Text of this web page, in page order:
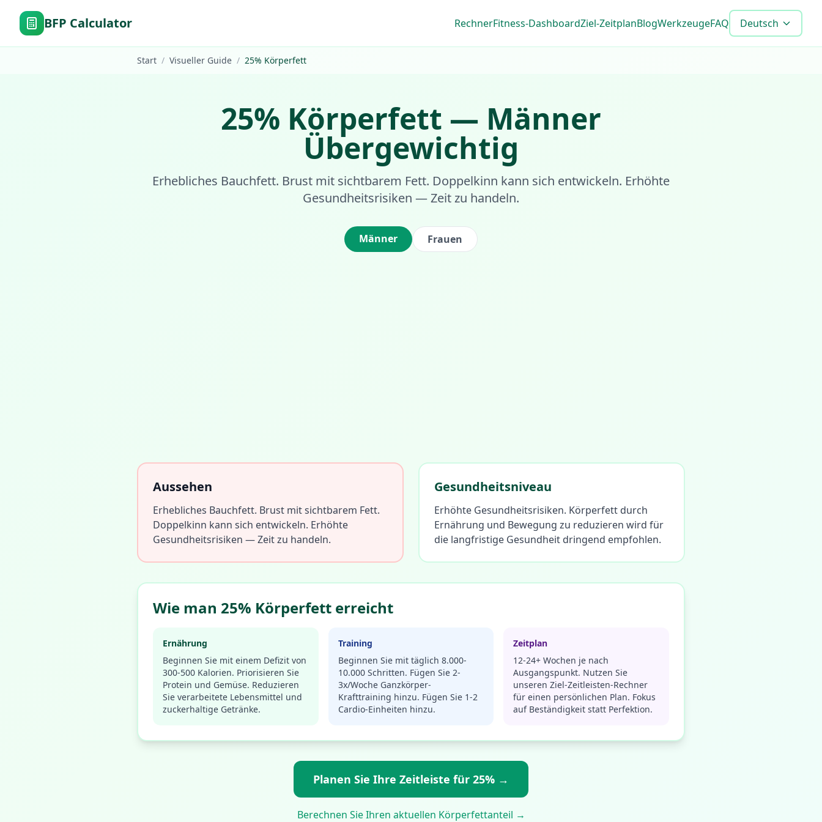
BFP Calculator RechnerFitness-DashboardZiel-ZeitplanBlogWerkzeugeFAQ Deutsch
Start / Visueller Guide / 25% Körperfett
25% Körperfett — Männer
Übergewichtig
Erhebliches Bauchfett. Brust mit sichtbarem Fett. Doppelkinn kann sich entwickeln. Erhöhte
Gesundheitsrisiken — Zeit zu handeln.
Männer Frauen
Aussehen
Erhebliches Bauchfett. Brust mit sichtbarem Fett.
Doppelkinn kann sich entwickeln. Erhöhte
Gesundheitsrisiken — Zeit zu handeln.
Gesundheitsniveau
Erhöhte Gesundheitsrisiken. Körperfett durch
Ernährung und Bewegung zu reduzieren wird für
die langfristige Gesundheit dringend empfohlen.
Wie man 25% Körperfett erreicht
Ernährung
Beginnen Sie mit einem Defizit von
300-500 Kalorien. Priorisieren Sie
Protein und Gemüse. Reduzieren
Sie verarbeitete Lebensmittel und
zuckerhaltige Getränke.
Training
Beginnen Sie mit täglich 8.000-
10.000 Schritten. Fügen Sie 2-
3x/Woche Ganzkörper-
Krafttraining hinzu. Fügen Sie 1-2
Cardio-Einheiten hinzu.
Zeitplan
12-24+ Wochen je nach
Ausgangspunkt. Nutzen Sie
unseren Ziel-Zeitleisten-Rechner
für einen persönlichen Plan. Fokus
auf Beständigkeit statt Perfektion.
Planen Sie Ihre Zeitleiste für 25% →
Berechnen Sie Ihren aktuellen Körperfettanteil →